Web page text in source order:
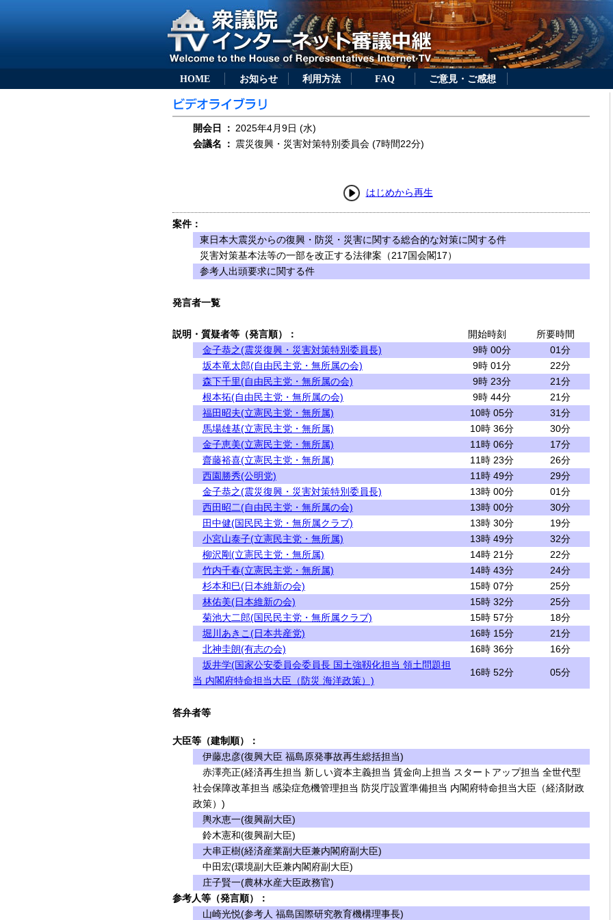
HOME お知らせ 利用方法 FAQ ご意見・ご感想
開会日 ： 2025年4月9日 (水)
会議名
： 震災復興・災害対策特別委員会 (7時間22分)
はじめから再生
案件：
東日本大震災からの復興・防災・災害に関する総合的な対策に関する件
災害対策基本法等の一部を改正する法律案（217国会閣17）
参考人出頭要求に関する件
発言者一覧
説明・質疑者等（発言順）： 開始時刻
所要時間
金子恭之(震災復興・災害対策特別委員長)
9時 00分
01分
坂本竜太郎(自由民主党・無所属の会)
9時 01分
22分
森下千里(自由民主党・無所属の会)
9時 23分
21分
根本拓(自由民主党・無所属の会)
9時 44分
21分
福田昭夫(立憲民主党・無所属)
10時 05分
31分
馬場雄基(立憲民主党・無所属)
10時 36分
30分
金子恵美(立憲民主党・無所属)
11時 06分
17分
齋藤裕喜(立憲民主党・無所属)
11時 23分
26分
西園勝秀(公明党)
11時 49分
29分
金子恭之(震災復興・災害対策特別委員長)
13時 00分
01分
西田昭二(自由民主党・無所属の会)
13時 00分
30分
田中健(国民民主党・無所属クラブ)
13時 30分
19分
小宮山泰子(立憲民主党・無所属)
13時 49分
32分
柳沢剛(立憲民主党・無所属)
14時 21分
22分
竹内千春(立憲民主党・無所属)
14時 43分
24分
杉本和巳(日本維新の会)
15時 07分
25分
林佑美(日本維新の会)
15時 32分
25分
菊池大二郎(国民民主党・無所属クラブ)
15時 57分
18分
堀川あきこ(日本共産党)
16時 15分
21分
北神圭朗(有志の会)
16時 36分
16分
坂井学(国家公安委員会委員長 国土強靱化担当 領土問題担
当 内閣府特命担当大臣（防災 海洋政策）)
16時 52分 05分
答弁者等
大臣等（建制順）：
伊藤忠彦(復興大臣 福島原発事故再生総括担当)
赤澤亮正(経済再生担当 新しい資本主義担当 賃金向上担当 スタートアップ担当 全世代型
社会保障改革担当 感染症危機管理担当 防災庁設置準備担当 内閣府特命担当大臣（経済財政
政策）)
輿水恵一(復興副大臣)
鈴木憲和(復興副大臣)
大串正樹(経済産業副大臣兼内閣府副大臣)
中田宏(環境副大臣兼内閣府副大臣)
庄子賢一(農林水産大臣政務官)
参考人等（発言順）：
山崎光悦(参考人 福島国際研究教育機構理事長)